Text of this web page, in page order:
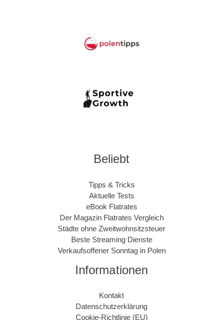
Beliebt
Tipps & Tricks
Aktuelle Tests
eBook Flatrates
Der Magazin Flatrates Vergleich
Städte ohne Zweitwohnsitzsteuer
Beste Streaming Dienste
Verkaufsoffener Sonntag in Polen
Informationen
Kontakt
Datenschutzerklärung
Cookie-Richtlinie (EU)